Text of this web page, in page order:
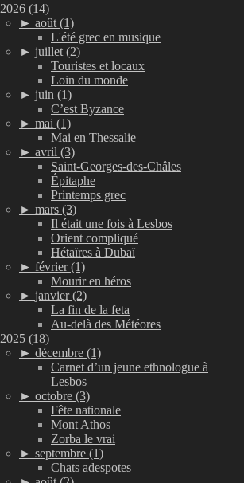
2026 (14)
► août (1)
L'été grec en musique
► juillet (2)
Touristes et locaux
Loin du monde
► juin (1)
C’est Byzance
► mai (1)
Mai en Thessalie
► avril (3)
Saint-Georges-des-Châles
Épitaphe
Printemps grec
► mars (3)
Il était une fois à Lesbos
Orient compliqué
Hétaïres à Dubaï
► février (1)
Mourir en héros
► janvier (2)
La fin de la feta
Au-delà des Météores
2025 (18)
► décembre (1)
Carnet d’un jeune ethnologue à
Lesbos
► octobre (3)
Fête nationale
Mont Athos
Zorba le vrai
► septembre (1)
Chats adespotes